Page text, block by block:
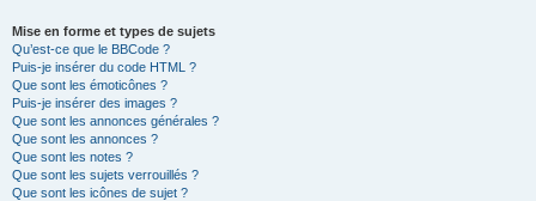
Mise en forme et types de sujets
Qu’est-ce que le BBCode ?
Puis-je insérer du code HTML ?
Que sont les émoticônes ?
Puis-je insérer des images ?
Que sont les annonces générales ?
Que sont les annonces ?
Que sont les notes ?
Que sont les sujets verrouillés ?
Que sont les icônes de sujet ?